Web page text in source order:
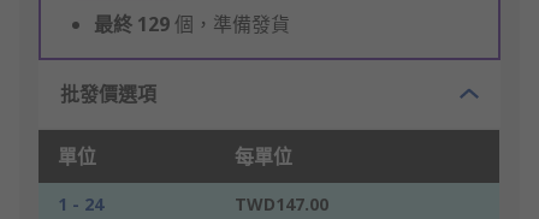
最終 129個，準備發貨
批發價選項
單位 每單位
1 - 24
TWD147.00